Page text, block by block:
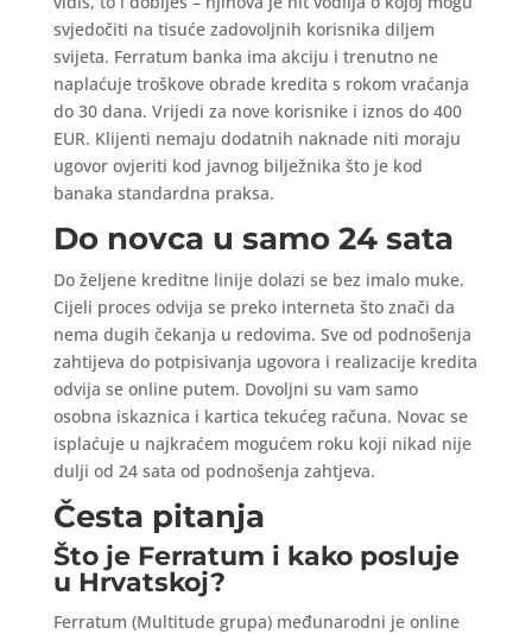
svjedočiti na tisuće zadovoljnih korisnika diljem
svijeta. Ferratum banka ima akciju i trenutno ne
naplaćuje troškove obrade kredita s rokom vraćanja
do 30 dana. Vrijedi za nove korisnike i iznos do 400
EUR. Klijenti nemaju dodatnih naknade niti moraju
ugovor ovjeriti kod javnog bilježnika što je kod
banaka standardna praksa.
Do novca u samo 24 sata
Do željene kreditne linije dolazi se bez imalo muke.
Cijeli proces odvija se preko interneta što znači da
nema dugih čekanja u redovima. Sve od podnošenja
zahtijeva do potpisivanja ugovora i realizacije kredita
odvija se online putem. Dovoljni su vam samo
osobna iskaznica i kartica tekućeg računa. Novac se
isplaćuje u najkraćem mogućem roku koji nikad nije
dulji od 24 sata od podnošenja zahtjeva.
Česta pitanja
Što je Ferratum i kako posluje
u Hrvatskoj?
Ferratum (Multitude grupa) međunarodni je online